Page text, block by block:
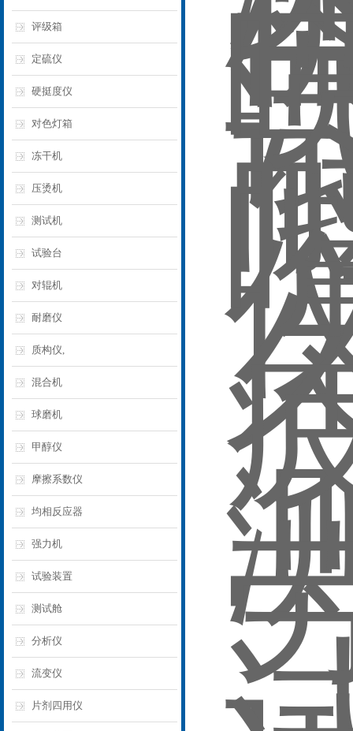
评级箱
定硫仪
硬挺度仪
对色灯箱
冻干机
压烫机
测试机
试验台
对辊机
耐磨仪
质构仪,
混合机
球磨机
甲醇仪
摩擦系数仪
均相反应器
强力机
试验装置
测试舱
分析仪
流变仪
片剂四用仪